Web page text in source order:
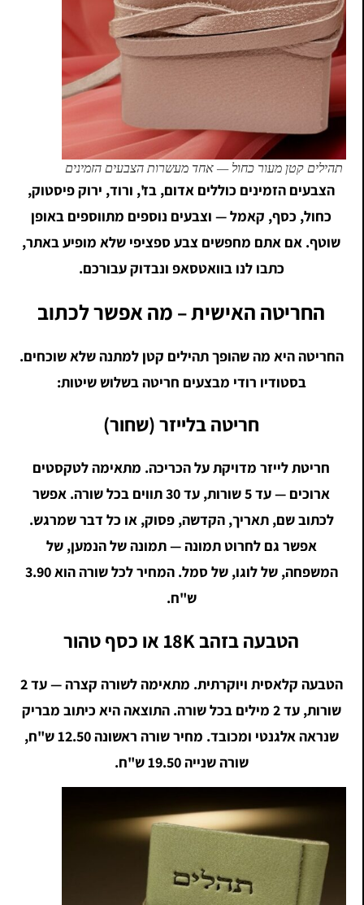
תהילים קטן מעור כחול — אחד מעשרות הצבעים הזמינים
הצבעים הזמינים כוללים אדום, בז', ורוד, ירוק פיסטוק,
כחול, כסף, קאמל — וצבעים נוספים מתווספים באופן
שוטף. אם אתם מחפשים צבע ספציפי שלא מופיע באתר,
כתבו לנו בוואטסאפ ונבדוק עבורכם.
החריטה האישית – מה אפשר לכתוב
החריטה היא מה שהופך תהילים קטן למתנה שלא שוכחים.
בסטודיו רודי מבצעים חריטה בשלוש שיטות:
חריטה בלייזר (שחור)
חריטת לייזר מדויקת על הכריכה. מתאימה לטקסטים
ארוכים — עד 5 שורות, עד 30 תווים בכל שורה. אפשר
לכתוב שם, תאריך, הקדשה, פסוק, או כל דבר שמרגש.
אפשר גם לחרוט תמונה — תמונה של הנמען, של
המשפחה, של לוגו, של סמל. המחיר לכל שורה הוא 3.90
ש"ח.
הטבעה בזהב 18K או כסף טהור
הטבעה קלאסית ויוקרתית. מתאימה לשורה קצרה — עד 2
שורות, עד 2 מילים בכל שורה. התוצאה היא כיתוב מבריק
שנראה אלגנטי ומכובד. מחיר שורה ראשונה 12.50 ש"ח,
שורה שנייה 19.50 ש"ח.